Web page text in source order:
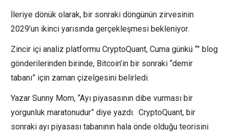
İleriye dönük olarak, bir sonraki döngünün zirvesinin
2029’un ikinci yarısında gerçekleşmesi bekleniyor.
Zincir içi analiz platformu CryptoQuant, Cuma günkü “” blog
gönderilerinden birinde, Bitcoin’in bir sonraki “demir
tabanı” için zaman çizelgesini belirledi.
Yazar Sunny Mom, “Ayı piyasasının dibe vurması bir
yorgunluk maratonudur” diye yazdı. CryptoQuant, bir
sonraki ayı piyasası tabanının hala önde olduğu teorisini